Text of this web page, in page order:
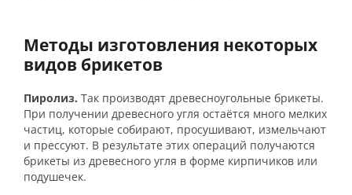
Методы изготовления некоторых
видов брикетов
Пиролиз. Так производят древесноугольные брикеты.
При получении древесного угля остаётся много мелких
частиц, которые собирают, просушивают, измельчают
и прессуют. В результате этих операций получаются
брикеты из древесного угля в форме кирпичиков или
подушечек.